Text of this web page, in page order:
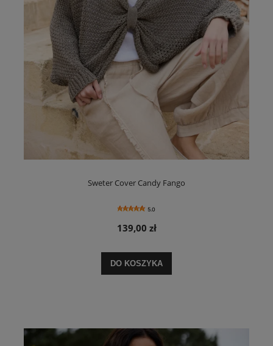
Sweter Cover Candy Fango
5.0
139,00 zł
DO KOSZYKA